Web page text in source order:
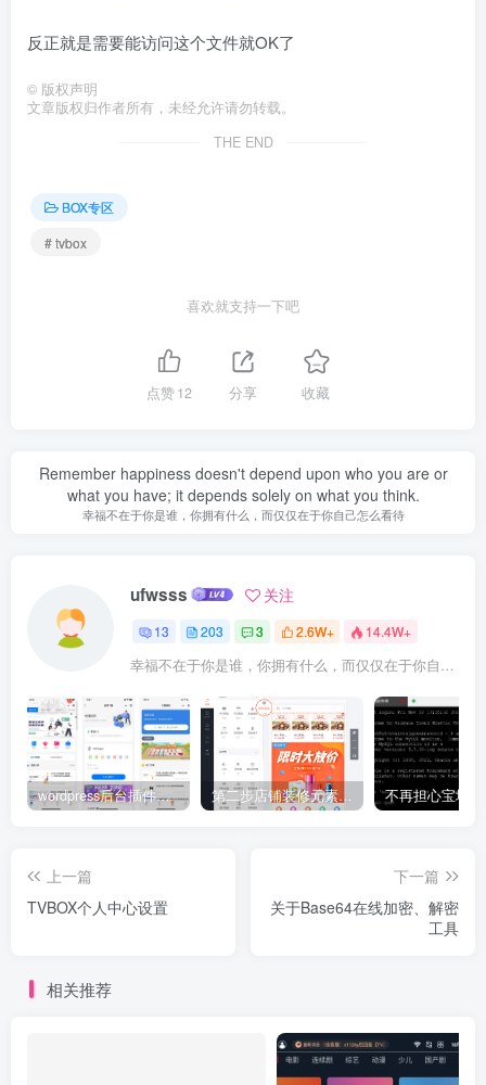
反正就是需要能访问这个文件就OK了
© 版权声明
文章版权归作者所有，未经允许请勿转载。
THE END
BOX专区
# tvbox
喜欢就支持一下吧
点赞12 分享 收藏
Remember happiness doesn't depend upon who you are or
what you have; it depends solely on what you think.
幸福不在于你是谁，你拥有什么，而仅仅在于你自己怎么看待
ufwsss 关注
13 203 3 2.6W+ 14.4W+
幸福不在于你是谁，你拥有什么，而仅仅在于你自己怎么看待
wordpress后台插件星宿V2.X-V3小程序搭建教程(备忘） 第二步店铺装修元素应用场景介绍
上一篇
TVBOX个人中心设置
下一篇
关于Base64在线加密、解密
工具
相关推荐